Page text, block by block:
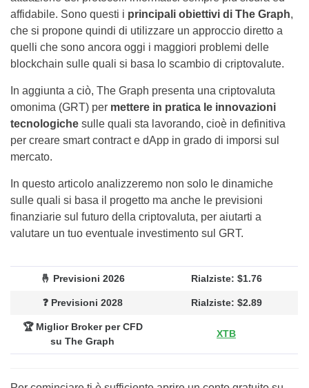
affidabile. Sono questi i principali obiettivi di The Graph,
che si propone quindi di utilizzare un approccio diretto a
quelli che sono ancora oggi i maggiori problemi delle
blockchain sulle quali si basa lo scambio di criptovalute.
In aggiunta a ciò, The Graph presenta una criptovaluta
omonima (GRT) per mettere in pratica le innovazioni
tecnologiche sulle quali sta lavorando, cioè in definitiva
per creare smart contract e dApp in grado di imporsi sul
mercato.
In questo articolo analizzeremo non solo le dinamiche
sulle quali si basa il progetto ma anche le previsioni
finanziarie sul futuro della criptovaluta, per aiutarti a
valutare un tuo eventuale investimento sul GRT.
🤞 Previsioni 2026 Rialziste: $1.76
❓ Previsioni 2028 Rialziste: $2.89
🏆 Miglior Broker per CFD
su The Graph
XTB